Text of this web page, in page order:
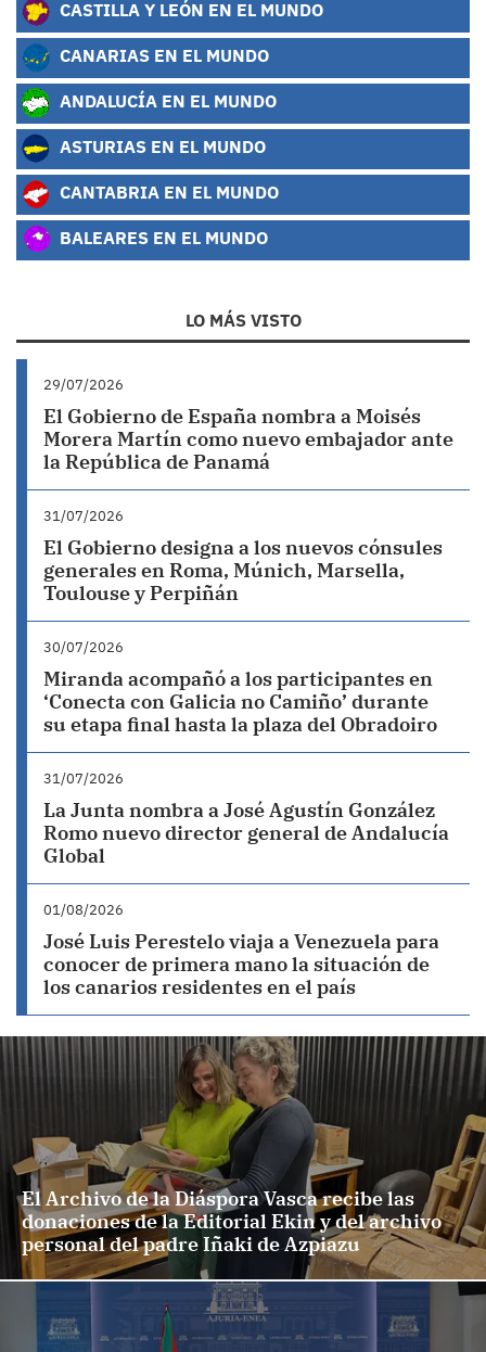
CASTILLA Y LEÓN EN EL MUNDO
CANARIAS EN EL MUNDO
ANDALUCÍA EN EL MUNDO
ASTURIAS EN EL MUNDO
CANTABRIA EN EL MUNDO
BALEARES EN EL MUNDO
LO MÁS VISTO
29/07/2026
El Gobierno de España nombra a Moisés
Morera Martín como nuevo embajador ante
la República de Panamá
31/07/2026
El Gobierno designa a los nuevos cónsules
generales en Roma, Múnich, Marsella,
Toulouse y Perpiñán
30/07/2026
Miranda acompañó a los participantes en
‘Conecta con Galicia no Camiño’ durante
su etapa final hasta la plaza del Obradoiro
31/07/2026
La Junta nombra a José Agustín González
Romo nuevo director general de Andalucía
Global
01/08/2026
José Luis Perestelo viaja a Venezuela para
conocer de primera mano la situación de
los canarios residentes en el país
El Archivo de la Diáspora Vasca recibe las
donaciones de la Editorial Ekin y del archivo
personal del padre Iñaki de Azpiazu